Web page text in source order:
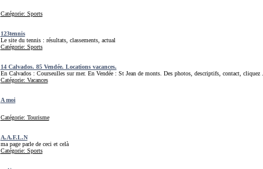
Catégorie: Sports
123tennis
Le site du tennis : résultats, classements, actual
Catégorie: Sports
14 Calvados. 85 Vendée. Locations vacances.
En Calvados : Courseulles sur mer. En Vendée : St Jean de monts. Des photos, descriptifs, contact, cliquez ...
Catégorie: Vacances
A moi
Catégorie: Tourisme
A.A.F.L.N
ma page parle de ceci et celà
Catégorie: Sports